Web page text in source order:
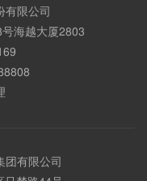
有限公司
海越大厦2803
有限公司